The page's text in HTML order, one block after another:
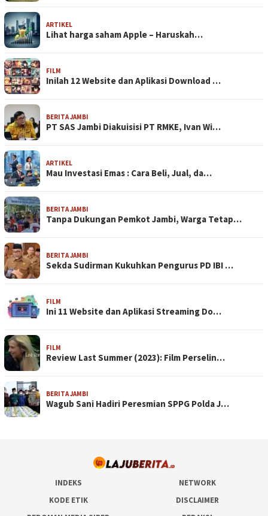
ARTIKEL
Lihat harga saham Apple – Haruskah…
FILM
Inilah 12 Website dan Aplikasi Download …
BERITA JAMBI
PT SAS Jambi Diakuisisi PT RMKE, Ivan Wi…
ARTIKEL
Mau Investasi Emas : Cara Beli, Jual, da…
BERITA JAMBI
Tanpa Dukungan Pemkot Jambi, Warga Tetap…
BERITA JAMBI
Sekda Sudirman Kukuhkan Pengurus PD IBI …
FILM
Ini 11 Website dan Aplikasi Streaming Do…
FILM
Review Last Summer (2023): Film Perselin…
BERITA JAMBI
Wagub Sani Hadiri Peresmian SPPG Polda J…
INDEKS
NETWORK
KODE ETIK
DISCLAIMER